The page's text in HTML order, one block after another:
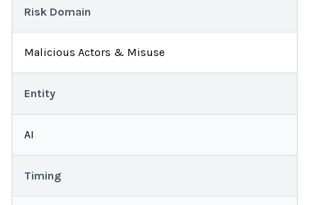
Risk Domain
Malicious Actors & Misuse
Entity
AI
Timing